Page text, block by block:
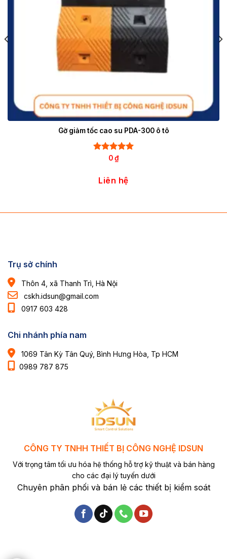
Gờ giảm tốc cao su PDA-300 ô tô
Rated5.00
0₫
Liên hệ
Trụ sở chính
Thôn 4, xã Thanh Trì, Hà Nội
cskh.idsun@gmail.com
0917 603 428
Chi nhánh phía nam
1069 Tân Kỳ Tân Quý, Bình Hưng Hòa, Tp HCM
0989 787 875
CÔNG TY TNHH THIẾT BỊ CÔNG NGHỆ IDSUN
Với trọng tâm tối ưu hóa hệ thống hỗ trợ kỹ thuật và bán hàng
cho các đại lý tuyến dưới
Chuyên phân phối và bán lẻ các thiết bị kiểm soát